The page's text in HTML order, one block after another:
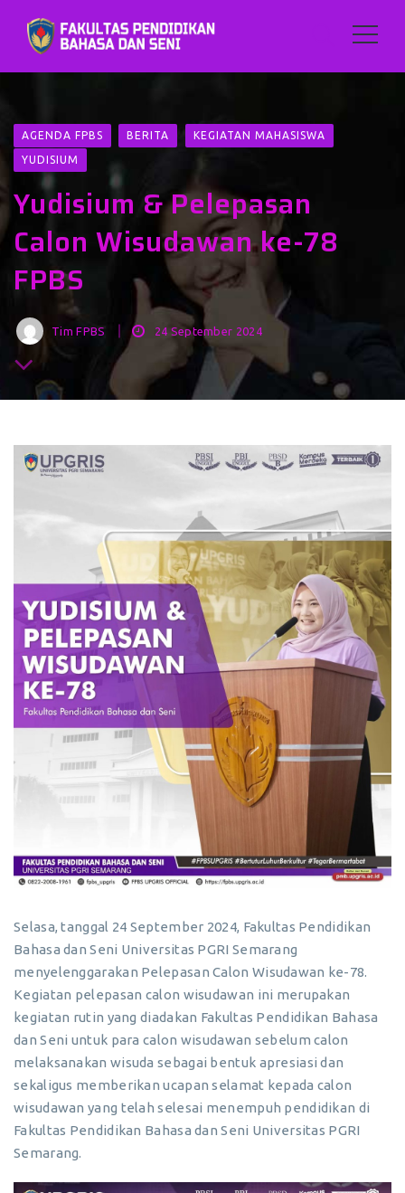
AGENDA FPBS BERITA KEGIATAN MAHASISWA
YUDISIUM
Yudisium & Pelepasan
Calon Wisudawan ke-78
FPBS
Tim FPBS 24 September 2024
Selasa, tanggal 24 September 2024, Fakultas Pendidikan
Bahasa dan Seni Universitas PGRI Semarang
menyelenggarakan Pelepasan Calon Wisudawan ke-78.
Kegiatan pelepasan calon wisudawan ini merupakan
kegiatan rutin yang diadakan Fakultas Pendidikan Bahasa
dan Seni untuk para calon wisudawan sebelum calon
melaksanakan wisuda sebagai bentuk apresiasi dan
sekaligus memberikan ucapan selamat kepada calon
wisudawan yang telah selesai menempuh pendidikan di
Fakultas Pendidikan Bahasa dan Seni Universitas PGRI
Semarang.